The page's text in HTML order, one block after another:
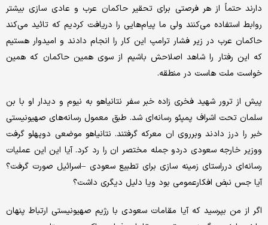
دارند حتماً از هر فرصتی برای تحقیر حاکمان عرب و عادی سازی بیشتر
روابط استفاده می‌کنند ولی ما پیام‌هایی را دریافت کردیم که تائید می‌کند
حاکمان عرب در زیر فشار ترامپ این کار را انجام دادند و امیدوار هستیم
که این رفتار را شاهد اصلاحش باشیم از سوی همین حاکمان که همین
خواست ملت هاست در منطقه.
پیش از ترور شهید فخری زاده خبر سفر نتانیاهو به نیوم و دیدار او با بن
سلمان تحت اشراف پمپئو رسانه‌ای شد. طبق معمول رسانه‌های صهیونیستی
خبر را درز دادند وبرروی ان معرکه گرفتند. نتانیاهو موضعی دوپهلو گرفت
ووزیر خارجه سعودی دردو جمله مختصر ان را رد کرد. آیا این این عملیات
رسانه‌ای درراستای زمینه سازی برای تطبیع سعودی –اسرائیل صورت گرفت؟
آیا جس نبض افکارعمومی بود ویا دلیل دیگری داشت؟
اگر از من بپرسید که آیا مقامات سعودی با رژیم صهیونیستی ارتباط پنهان